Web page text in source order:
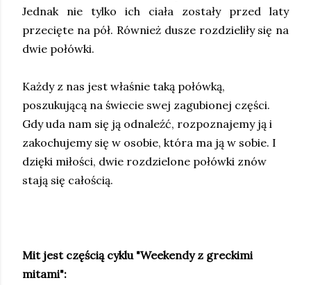
Jednak nie tylko ich ciała zostały przed laty
przecięte na pół. Również dusze rozdzieliły się na
dwie połówki.
Każdy z nas jest właśnie taką połówką,
poszukującą na świecie swej zagubionej części.
Gdy uda nam się ją odnaleźć, rozpoznajemy ją i
zakochujemy się w osobie, która ma ją w sobie. I
dzięki miłości, dwie rozdzielone połówki znów
stają się całością.
Mit jest częścią cyklu "Weekendy z greckimi
mitami":